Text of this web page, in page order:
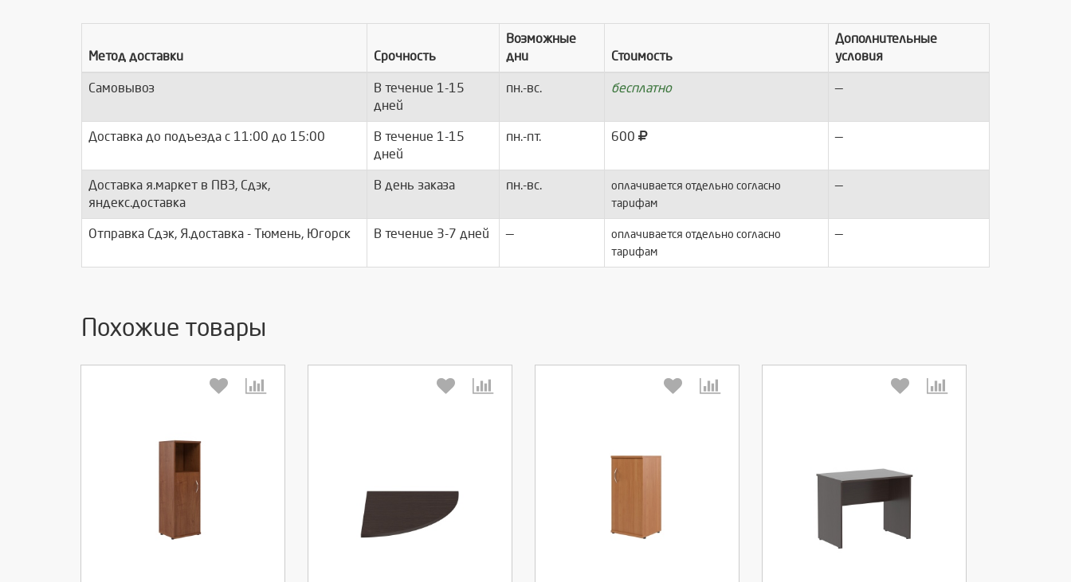
Метод доставки Срочность
Возможные
дни
Стоимость
Дополнительные
условия
Самовывоз
В течение 1-15
дней
пн.-вс. бесплатно —
Доставка до подъезда c 11:00 до 15:00
В течение 1-15
дней
пн.-пт. 600 —
Доставка я.маркет в ПВЗ, Сдэк,
яндекс.доставка
В день заказа пн.-вс.
оплачивается отдельно согласно
тарифам
—
Отправка Сдэк, Я.доставка - Тюмень, Югорск В течение 3-7 дней —
оплачивается отдельно согласно
тарифам
—
Похожие товары
Выберите количество: Выберите количество: